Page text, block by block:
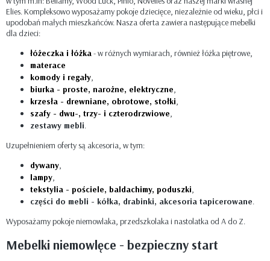
Elies. Kompleksowo wyposażamy pokoje dziecięce, niezależnie od wieku, płci i
upodobań małych mieszkańców. Nasza oferta zawiera następujące mebelki
dla dzieci:
łóżeczka i łóżka- w różnych wymiarach, również łóżka piętrowe,
materace
komody i regały,
biurka - proste, narożne, elektryczne,
krzesła - drewniane, obrotowe, stołki,
szafy - dwu-, trzy- i czterodrzwiowe,
zestawy mebli.
Uzupełnieniem oferty są akcesoria, w tym:
dywany,
lampy,
tekstylia - pościele, baldachimy, poduszki,
części do mebli - kółka, drabinki, akcesoria tapicerowane.
Wyposażamy pokoje niemowlaka, przedszkolaka i nastolatka od A do Z.
Mebelki niemowlęce - bezpieczny start